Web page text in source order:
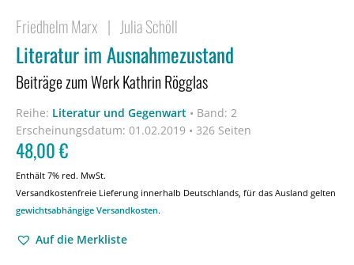
Friedhelm Marx | Julia Schöll
Literatur im Ausnahmezustand
Beiträge zum Werk Kathrin Rögglas
Reihe: Literatur und Gegenwart • Band: 2
Erscheinungsdatum: 01.02.2019 • 326 Seiten
48,00€
Enthält 7% red. MwSt.
Versandkostenfreie Lieferung innerhalb Deutschlands, für das Ausland gelten
gewichtsabhängige Versandkosten.
Auf die Merkliste